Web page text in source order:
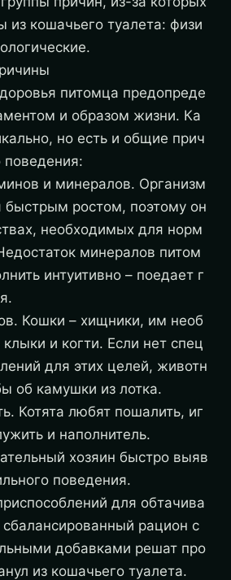
из кошачьего туалета: физи
питомца предопреде
и образом жизни. Ка
но есть и общие прич
поведения:
и минералов. Организм
быстрым ростом, поэтому он
необходимых для норм
минералов питом
интуитивно – поедает г
Кошки – хищники, им необ
и когти. Если нет спец
для этих целей, животн
об камушки из лотка.
Котята любят пошалить, иг
и наполнитель.
хозяин быстро выяв
поведения.
для обтачива
сбалансированный рацион с
добавками решат про
из кошачьего туалета.